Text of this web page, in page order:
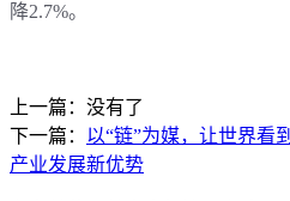
降2.7%。
上一篇：没有了
下一篇： 以“链”为媒，让世界
产业发展新优势